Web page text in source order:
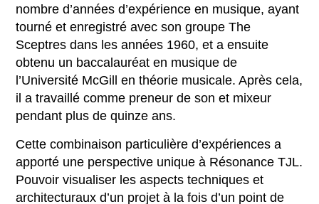
nombre d’années d’expérience en musique, ayant
tourné et enregistré avec son groupe The
Sceptres dans les années 1960, et a ensuite
obtenu un baccalauréat en musique de
l’Université McGill en théorie musicale. Après cela,
il a travaillé comme preneur de son et mixeur
pendant plus de quinze ans.
Cette combinaison particulière d’expériences a
apporté une perspective unique à Résonance TJL.
Pouvoir visualiser les aspects techniques et
architecturaux d’un projet à la fois d’un point de